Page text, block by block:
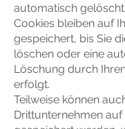
automatisch
Cookies bleiben auf
gespeichert, bis Sie
löschen oder eine
Löschung durch
erfolgt.
Teilweise können
Drittunternehmen